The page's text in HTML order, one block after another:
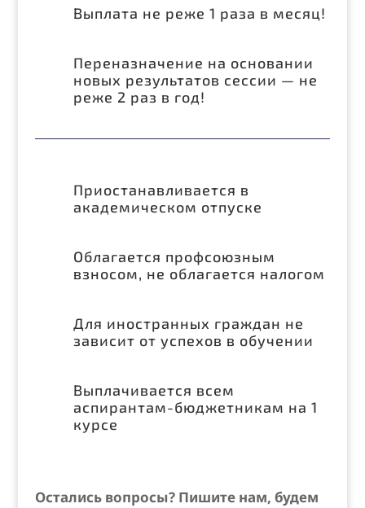
Выплата не реже 1 раза в месяц!
Переназначение на основании
новых результатов сессии — не
реже 2 раз в год!
Приостанавливается в
академическом отпуске
Облагается профсоюзным
взносом, не облагается налогом
Для иностранных граждан не
зависит от успехов в обучении
Выплачивается всем
аспирантам-бюджетникам на 1
курсе
Остались вопросы? Пишите нам, будем